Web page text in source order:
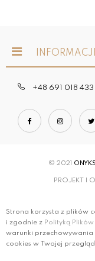
+48 691 018 433
© 2021 ONYKS
PROJEKT I
Strona korzysta z plików
i zgodnie z Polityką
warunki
cookies w Twojej